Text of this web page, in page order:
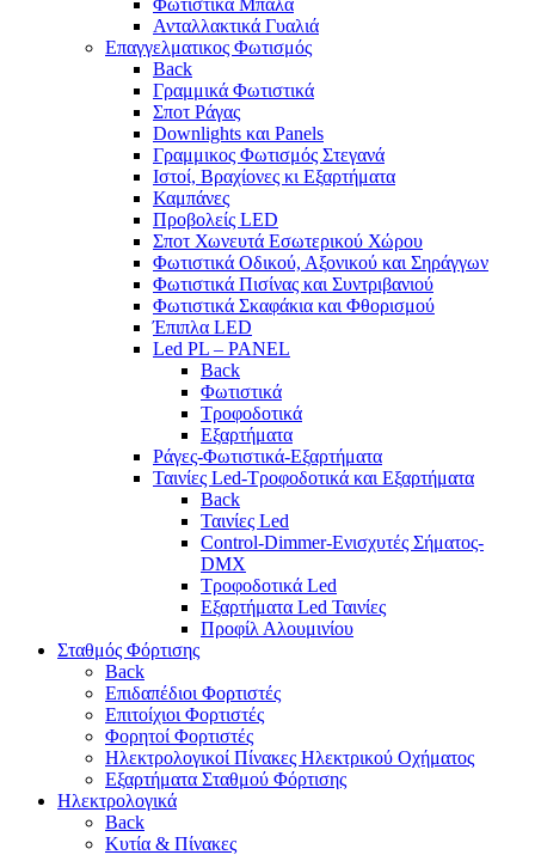
Φωτιστικά Μπάλα
Ανταλλακτικά Γυαλιά
Επαγγελματικος Φωτισμός
Back
Γραμμικά Φωτιστικά
Σποτ Ράγας
Downlights και Panels
Γραμμικος Φωτισμός Στεγανά
Ιστοί, Βραχίονες κι Εξαρτήματα
Καμπάνες
Προβολείς LED
Σποτ Χωνευτά Εσωτερικού Χώρου
Φωτιστικά Οδικού, Αξονικού και Σηράγγων
Φωτιστικά Πισίνας και Συντριβανιού
Φωτιστικά Σκαφάκια και Φθορισμού
Έπιπλα LED
Led PL – PANEL
Back
Φωτιστικά
Τροφοδοτικά
Εξαρτήματα
Ράγες-Φωτιστικά-Εξαρτήματα
Ταινίες Led-Τροφοδοτικά και Εξαρτήματα
Back
Ταινίες Led
Control-Dimmer-Ενισχυτές Σήματος-
DMX
Τροφοδοτικά Led
Εξαρτήματα Led Ταινίες
Προφίλ Αλουμινίου
Σταθμός Φόρτισης
Back
Επιδαπέδιοι Φορτιστές
Επιτoίχιοι Φορτιστές
Φορητοί Φορτιστές
Ηλεκτρολογικοί Πίνακες Ηλεκτρικού Οχήματος
Εξαρτήματα Σταθμού Φόρτισης
Ηλεκτρολογικά
Back
Κυτία & Πίνακες